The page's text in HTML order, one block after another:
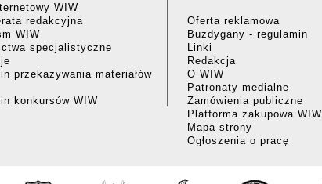
WIW
redakcyjna
WIW
specjalistyczne
przekazywania materiałów
konkursów WIW
Oferta reklamowa
Buzdygany - regulamin
Linki
Redakcja
O WIW
Patronaty medialne
Zamówienia publiczne
Platforma zakupowa WIW
Mapa strony
Ogłoszenia o pracę